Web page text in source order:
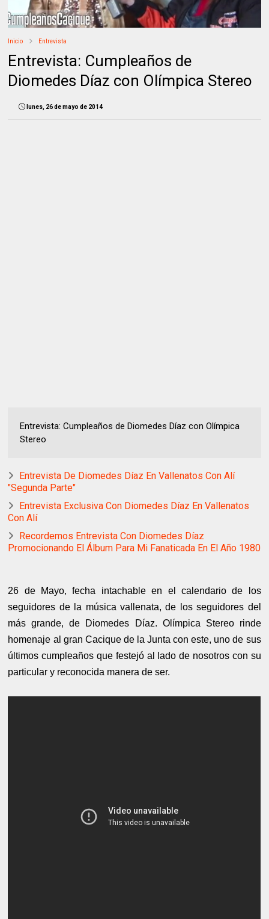
Inicio Entrevista
Entrevista: Cumpleaños de
Diomedes Díaz con Olímpica Stereo
lunes, 26 de mayo de 2014
Entrevista: Cumpleaños de Diomedes Díaz con Olímpica
Stereo
Entrevista De Diomedes Díaz En Vallenatos Con Alí
"Segunda Parte"
Entrevista Exclusiva Con Diomedes Díaz En Vallenatos
Con Alí
Recordemos Entrevista Con Diomedes Díaz
Promocionando El Álbum Para Mi Fanaticada En El Año 1980
26 de Mayo, fecha intachable en el calendario de los
seguidores de la música vallenata, de los seguidores del
más grande, de Diomedes Díaz. Olímpica Stereo rinde
homenaje al gran Cacique de la Junta con este, uno de sus
últimos cumpleaños que festejó al lado de nosotros con su
particular y reconocida manera de ser.